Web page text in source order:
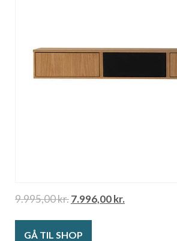
9.995,00kr.7.996,00kr.
GÅ TIL SHOP